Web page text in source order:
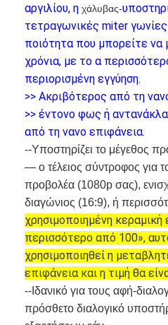
Εμφάνιση VR
Σχετικά με εμάς
Γύρος εργοστασίων
Ποιοτικός έλεγχος
επαφή
Όλες οι περιπτώσεις
Blog
Μιλήστε τώρα.
αργιλίου, η χάλυβας-
τετραγωνικές miter
ποιότητα που μπορείτε
χρόνια, με το α
περιορισμένη εγγύηση.
>> Ακριβότερος από τη
>> έντονο φως ή
από τη νανο επιφάνεια.
--Υποστηρίζει το μέγεθος
— ο τέλειος σύντροφος για
προβολέα (1080p σας),
διαγώνιος (16:9), ή
χρησιμοποιημένη κεραμική
περισσότερο από 100»,
χρησιμοποιηθεί η
επιφάνεια και η τιμή θα
--Ιδανικό για τους αφή-
πρόσθετο διαλογικό